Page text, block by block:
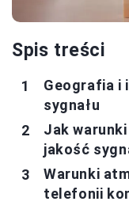
Spis treści
Geografia i
sygnału
Jak
jakość
Warunki
telefonii